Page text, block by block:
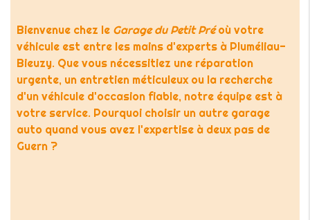
Bienvenue chez le Garage du Petit Préoù votre
véhicule est entre les mains d'experts à Pluméliau-
Bieuzy. Que vous nécessitiez une réparation
urgente, un entretien méticuleux ou la recherche
d'un véhicule d'occasion fiable, notre équipe est à
votre service. Pourquoi choisir un autre garage
auto quand vous avez l'expertise à deux pas de
Guern ?